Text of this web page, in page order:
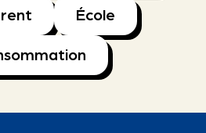
École